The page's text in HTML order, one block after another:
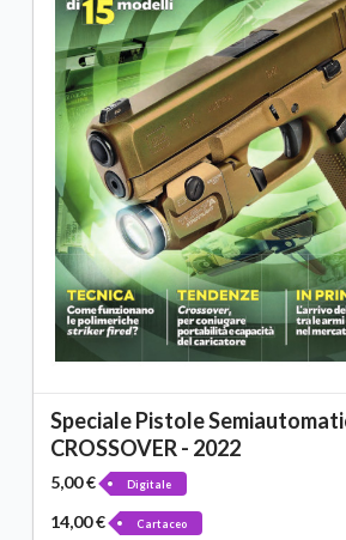
Speciale Pistole
CROSSOVER - 2022
5,00 € Digitale
14,00 € Cartaceo